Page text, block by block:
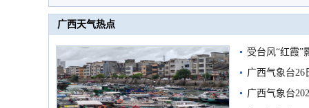
广西天气热点
受台风“红霞”
有较强降雨
广西气象台26
广西气象台